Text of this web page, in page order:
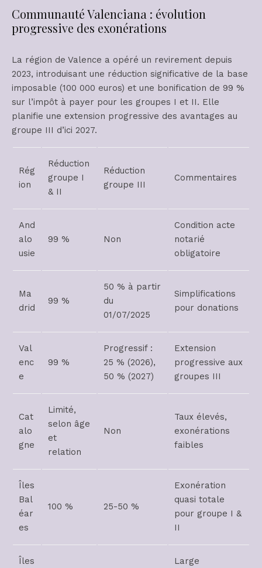
Communauté Valenciana : évolution
progressive des exonérations
La région de Valence a opéré un revirement depuis
2023, introduisant une réduction significative de la base
imposable (100 000 euros) et une bonification de 99 %
sur l’impôt à payer pour les groupes I et II. Elle
planifie une extension progressive des avantages au
groupe III d’ici 2027.
Rég
ion
Réduction
groupe I
& II
Réduction
groupe III
Commentaires
And
alo
usie
99 % Non
Condition acte
notarié
obligatoire
Ma
drid
99 %
50 % à partir
du
01/07/2025
Simplifications
pour donations
Val
enc
e
99 %
Progressif :
25 % (2026),
50 % (2027)
Extension
progressive aux
groupes III
Cat
alo
gne
Limité,
selon âge
et
relation
Non
Taux élevés,
exonérations
faibles
Îles
Bal
éar
es
100 % 25-50 %
Exonération
quasi totale
pour groupe I &
II
Îles Large